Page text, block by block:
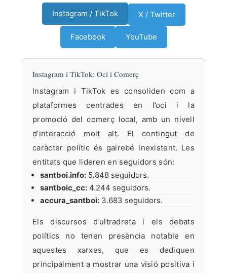
Instagram / TikTok X / Twitter
Facebook YouTube
Instagram i TikTok: Oci i Comerç
Instagram i TikTok es consoliden com a
plataformes centrades en l’oci i la
promoció del comerç local, amb un nivell
d’interacció molt alt. El contingut de
caràcter polític és gairebé inexistent. Les
entitats que lideren en seguidors són:
santboi.info: 5.848 seguidors.
santboic_cc: 4.244 seguidors.
accura_santboi: 3.683 seguidors.
Els discursos d’ultradreta i els debats
polítics no tenen presència notable en
aquestes xarxes, que es dediquen
principalment a mostrar una visió positiva i